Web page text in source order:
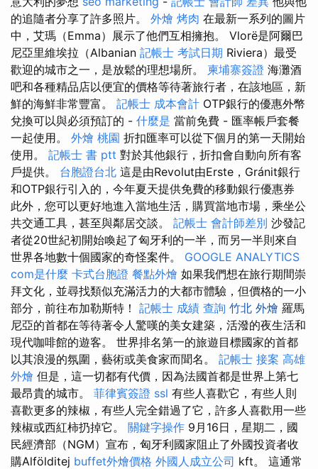
的追隨者分享了許多照片。 外燴 烤肉 在最新一系列的圖片
中，艾瑪（Emma）展示了他們互相擁抱。 Vlorë是阿爾巴
尼亞里維埃拉（Albanian 記帳士 考試日期 Riviera）最受
歡迎的城市之一，是放鬆的理想場所。 柬埔寨簽證 海灘酒
吧和各種精品店以便宜的價格等待著旅行者，在該地區，新
鮮的海鮮非常豐富。 記帳士 成本會計 OTP銀行的優惠外幣
兌換可以與必須預訂的 - 什麼是 當前免費 - 匯率帳戶套餐
一起使用。 外燴 桃園 折扣匯率可以從下個月的第一天開始
使用。 記帳士 書 ptt 對於其他銀行，折扣會自動向所有客
戶提供。 台胞證台北 這是由Revolut由Erste，Gránit銀行
和OTP銀行引入的，今年夏天提供免費的移動銀行優惠券
此外，您可以更好地進入當地生活，購買當地市場，乘坐公
共交通工具，甚至與鄰居交談。 記帳士 會計師差別 沙發記
者從20世紀初開始喚起了匈牙利的一半，而另一半則來自
世界各地數十個國家的奇怪案件。 GOOGLE ANALYTICS
com是什麼 卡式台胞證 餐點外燴 如果我們想在旅行期間崇
拜文化，並尋找類似充滿活力的大都市體驗，但價格的一小
部分，前往布加勒斯特！ 記帳士 成績 查詢 竹北 外燴 羅馬
尼亞的首都在等待著令人驚嘆的美女建築，活潑的夜生活和
現代咖啡館的遊客。 世界排名第一的旅遊目標國家的首都
以其浪漫的氛圍，藝術或美食家而聞名。 記帳士 接案 高雄
外燴 但是，這一切都有代價，因為法國首都是世界上第七
最昂貴的城市。 菲律賓簽證 ssl 有些人喜歡它，有些人則
喜歡更多的辣椒，有些人完全錯過了它，許多人喜歡用一些
辣椒或西紅柿扔掉它。 關鍵字操作 9月16日，星期二，國
民經濟部（NGM）宣布，匈牙利國家阻止了外國投資者收
購Alfölditej buffet外燴價格 外國人成立公司 kft。 這通常